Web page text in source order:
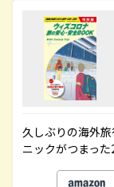
久しぶりの海外
ニックがつまっ